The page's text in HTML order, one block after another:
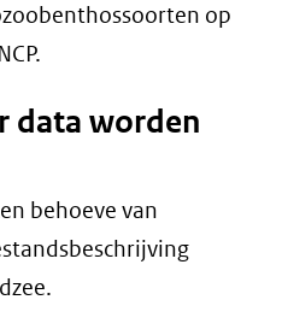
op
data worden
behoeve van